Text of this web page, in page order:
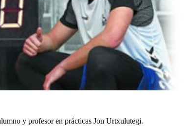
y profesor en prácticas Jon Urtxulutegi.